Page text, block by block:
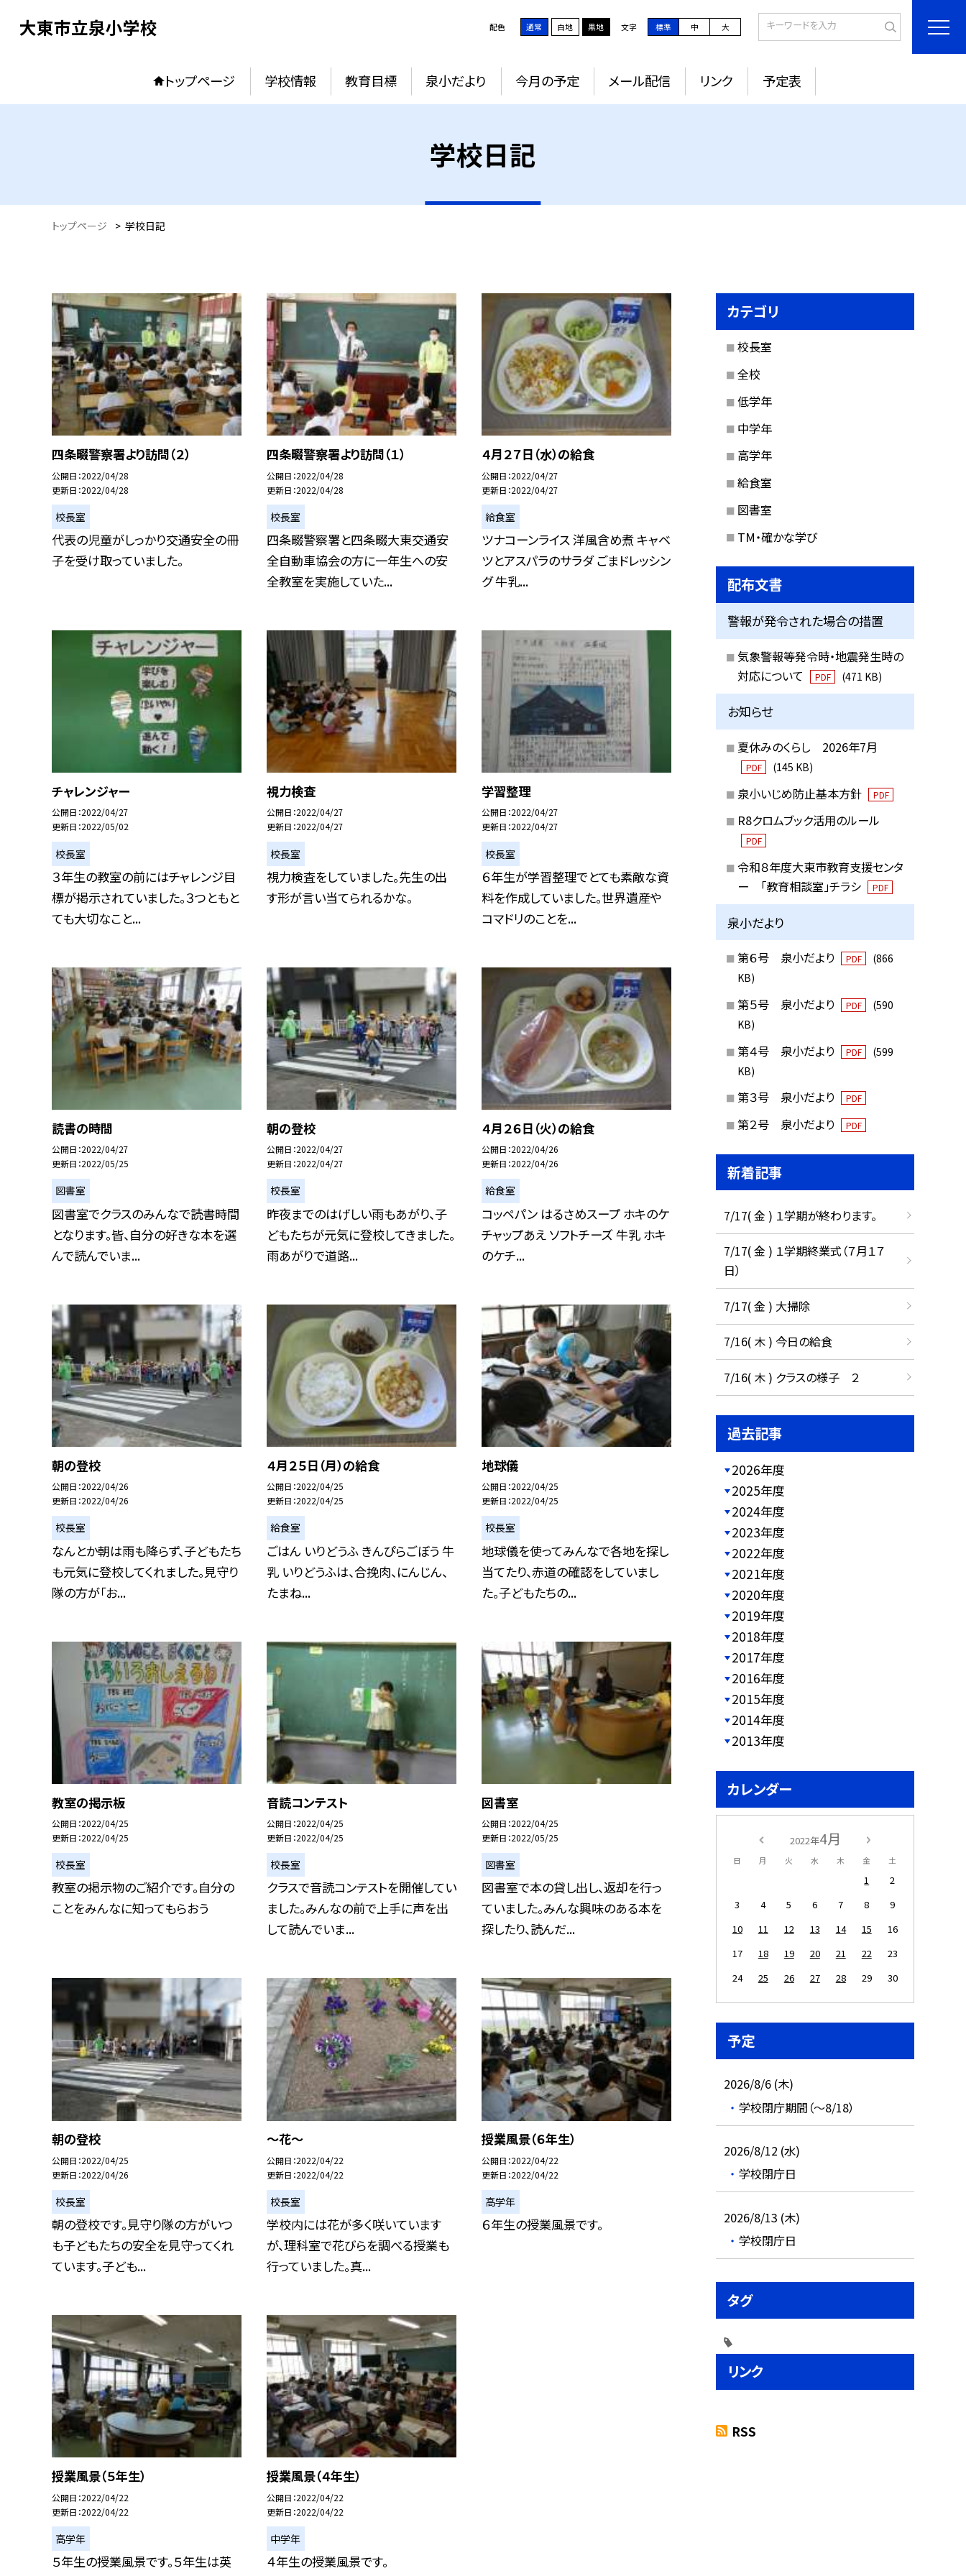
大東市立泉小学校 配色 通常 白地 黒地 文字 標準 中 大
トップページ 学校情報 教育目標 泉小だより 今月の予定 メール配信 リンク 予定表
学校日記
トップページ > 学校日記
四条畷警察署より訪問（２）
公開日 2022/04/28
更新日 2022/04/28
校長室
代表の児童がしっかり交通安全の冊
子を受け取っていました。
四条畷警察署より訪問（１）
公開日 2022/04/28
更新日 2022/04/28
校長室
四条畷警察署と四条畷大東交通安
全自動車協会の方に一年生への安
全教室を実施していた...
４月２７日（水）の給食
公開日 2022/04/27
更新日 2022/04/27
給食室
ツナコーンライス 洋風含め煮 キャベ
ツとアスパラのサラダ ごまドレッシン
グ 牛乳...
チャレンジャー
公開日 2022/04/27
更新日 2022/05/02
校長室
３年生の教室の前にはチャレンジ目
標が掲示されていました。３つともと
ても大切なこと...
視力検査
公開日 2022/04/27
更新日 2022/04/27
校長室
視力検査をしていました。先生の出
す形が言い当てられるかな。
学習整理
公開日 2022/04/27
更新日 2022/04/27
校長室
６年生が学習整理でとても素敵な資
料を作成していました。世界遺産や
コマドリのことを...
読書の時間
公開日 2022/04/27
更新日 2022/05/25
図書室
図書室でクラスのみんなで読書時間
となります。皆、自分の好きな本を選
んで読んでいま...
朝の登校
公開日 2022/04/27
更新日 2022/04/27
校長室
昨夜までのはげしい雨もあがり、子
どもたちが元気に登校してきました。
雨あがりで道路...
４月２６日（火）の給食
公開日 2022/04/26
更新日 2022/04/26
給食室
コッペパン はるさめスープ ホキのケ
チャップあえ ソフトチーズ 牛乳 ホキ
のケチ...
朝の登校
公開日 2022/04/26
更新日 2022/04/26
校長室
なんとか朝は雨も降らず、子どもたち
も元気に登校してくれました。見守り
隊の方が「お...
４月２５日（月）の給食
公開日 2022/04/25
更新日 2022/04/25
給食室
ごはん いりどうふ きんぴらごぼう 牛
乳 いりどうふは、合挽肉、にんじん、
たまね...
地球儀
公開日 2022/04/25
更新日 2022/04/25
校長室
地球儀を使ってみんなで各地を探し
当てたり、赤道の確認をしていまし
た。子どもたちの...
教室の掲示板
公開日 2022/04/25
更新日 2022/04/25
校長室
教室の掲示物のご紹介です。自分の
ことをみんなに知ってもらおう
音読コンテスト
公開日 2022/04/25
更新日 2022/04/25
校長室
クラスで音読コンテストを開催してい
ました。みんなの前で上手に声を出
して読んでいま...
図書室
公開日 2022/04/25
更新日 2022/05/25
図書室
図書室で本の貸し出し、返却を行っ
ていました。みんな興味のある本を
探したり、読んだ...
朝の登校
公開日 2022/04/25
更新日 2022/04/26
校長室
朝の登校です。見守り隊の方がいつ
も子どもたちの安全を見守ってくれ
ています。子ども...
〜花〜
公開日 2022/04/22
更新日 2022/04/22
校長室
学校内には花が多く咲いています
が、理科室で花びらを調べる授業も
行っていました。真...
授業風景（６年生）
公開日 2022/04/22
更新日 2022/04/22
高学年
６年生の授業風景です。
授業風景（５年生）
公開日 2022/04/22
更新日 2022/04/22
高学年
５年生の授業風景です。５年生は英
授業風景（４年生）
公開日 2022/04/22
更新日 2022/04/22
中学年
４年生の授業風景です。
カテゴリ
校長室
全校
低学年
中学年
高学年
給食室
図書室
TM・確かな学び
配布文書
警報が発令された場合の措置
気象警報等発令時・地震発生時の
対応について
PDF (471 KB)
お知らせ
夏休みのくらし 2026年7月
PDF (145 KB)
泉小いじめ防止基本方針 PDF
R8クロムブック活用のルール
PDF
令和８年度大東市教育支援センタ
ー 「教育相談室」チラシ
PDF
泉小だより
第６号 泉小だより PDF
(866
KB)
第５号 泉小だより PDF
(590
KB)
第４号 泉小だより PDF
(599
KB)
第３号 泉小だより PDF
第２号 泉小だより PDF
新着記事
7/17( 金 ) １学期が終わります。
7/17( 金 ) １学期終業式（７月１７
日）
7/17( 金 ) 大掃除
7/16( 木 ) 今日の給食
7/16( 木 ) クラスの様子 ２
過去記事
2026年度
2025年度
2024年度
2023年度
2022年度
2021年度
2020年度
2019年度
2018年度
2017年度
2016年度
2015年度
2014年度
2013年度
カレンダー
2022年4月
日 月 火 水 木 金 土
1
2
3
4 5 6 7 8
9
10
11 12 13 14 15
16
17
18 19 20 21 22
23
24
25 26 27 28 29 30
予定
2026/8/6 (木)
学校閉庁期間（～8/18）
2026/8/12 (水)
学校閉庁日
2026/8/13 (木)
学校閉庁日
タグ
リンク
RSS